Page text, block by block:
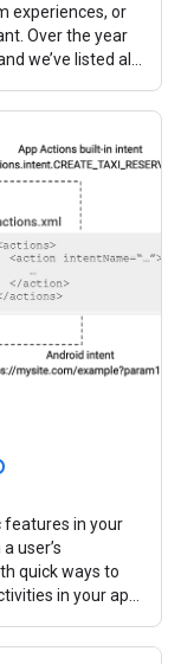
experiences, or
Over the year
we’ve listed all
features in your
user’s
quick ways to
in your app.